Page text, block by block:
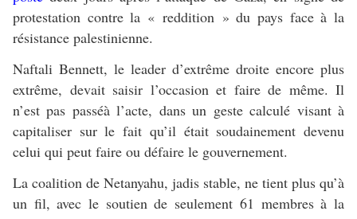
protestation contre la « reddition » du pays face à la
résistance palestinienne.
Naftali Bennett, le leader d’extrême droite encore plus
extrême, devait saisir l’occasion et faire de même. Il
n’est pas passéà l’acte, dans un geste calculé visant à
capitaliser sur le fait qu’il était soudainement devenu
celui qui peut faire ou défaire le gouvernement.
La coalition de Netanyahu, jadis stable, ne tient plus qu’à
un fil, avec le soutien de seulement 61 membres à la